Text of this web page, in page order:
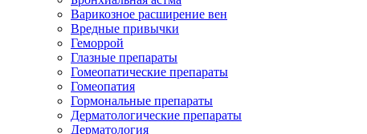
Варикозное расширение вен
Вредные привычки
Геморрой
Глазные препараты
Гомеопатические препараты
Гомеопатия
Гормональные препараты
Дерматологические препараты
Дерматология